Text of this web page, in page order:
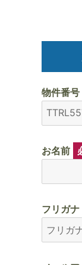
物件番
お名前
フリガナ